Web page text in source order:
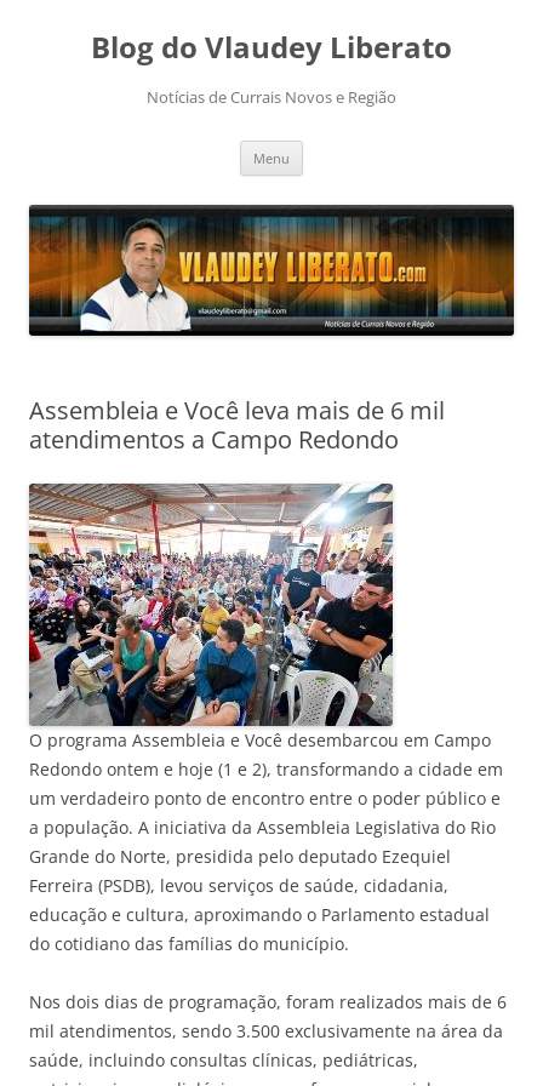
conteúdoBlog do Vlaudey Liberato
Notícias de Currais Novos e Região
Menu
Assembleia e Você leva mais de 6 mil
atendimentos a Campo Redondo
O programa Assembleia e Você desembarcou em Campo
Redondo ontem e hoje (1 e 2), transformando a cidade em
um verdadeiro ponto de encontro entre o poder público e
a população. A iniciativa da Assembleia Legislativa do Rio
Grande do Norte, presidida pelo deputado Ezequiel
Ferreira (PSDB), levou serviços de saúde, cidadania,
educação e cultura, aproximando o Parlamento estadual
do cotidiano das famílias do município.
Nos dois dias de programação, foram realizados mais de 6
mil atendimentos, sendo 3.500 exclusivamente na área da
saúde, incluindo consultas clínicas, pediátricas,